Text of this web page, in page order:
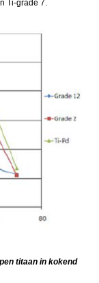
Ti-grade 7.
titaan in kokend